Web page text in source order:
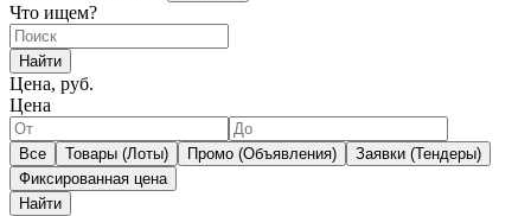
Что ищем?
Найти
Цена, руб.
Цена
Все Товары (Лоты) Промо (Объявления)
Заявки (Тендеры)
Фиксированная цена